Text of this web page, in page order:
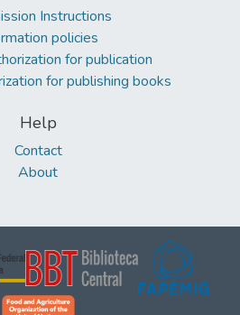
Instructions
policies
for publication
for publishing books
Help
Contact
About